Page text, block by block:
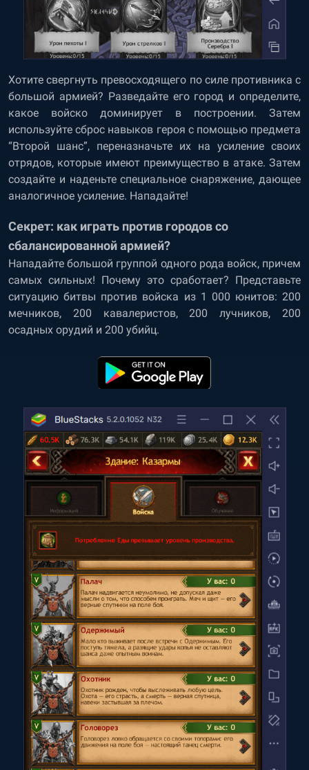
Хотите свергнуть превосходящего по силе противника с
большой армией? Разведайте его город и определите,
какое войско доминирует в построении. Затем
используйте сброс навыков героя с помощью предмета
“Второй шанс”, переназначьте их на усиление своих
отрядов, которые имеют преимущество в атаке. Затем
создайте и наденьте специальное снаряжение, дающее
аналогичное усиление. Нападайте!
Секрет: как играть против городов со
сбалансированной армией?
Нападайте большой группой одного рода войск, причем
самых сильных! Почему это сработает? Представьте
ситуацию битвы против войска из 1 000 юнитов: 200
мечников, 200 кавалеристов, 200 лучников, 200
осадных орудий и 200 убийц.